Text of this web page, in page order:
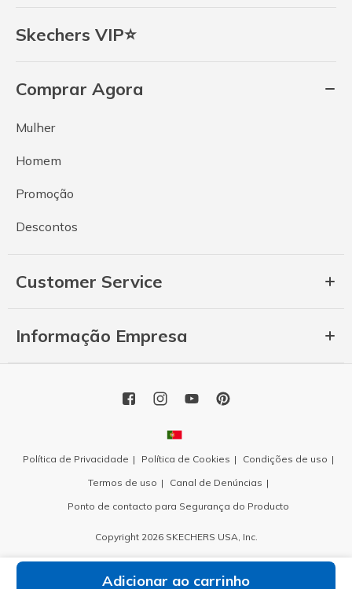
Adicionar ao carrinho
Skechers VIP⭐
Comprar Agora
Mulher
Homem
Promoção
Descontos
Customer Service
Informação Empresa
Política de Privacidade Política de Cookies
Condições de uso
Termos de uso
Canal de Denúncias
Ponto de contacto para Segurança do Producto
Copyright 2026 SKECHERS USA, Inc.